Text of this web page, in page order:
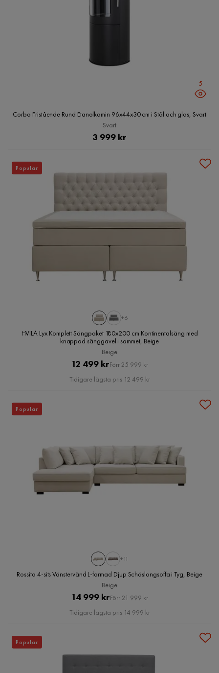
5
Corbo Fristående Rund Etanolkamin 96x44x30 cm i Stål och glas, Svart
Svart
Pris
3 999 kr
+6
HVILA Lyx Komplett Sängpaket 180x200 cm Kontinentalsäng med
knappad sänggavel i sammet, Beige
Beige
Pris
12 499 krOriginal
Pris
Förr 25 999 kr
Tidigare lägsta pris 12 499 kr
Populär
+11
Rossita 4-sits Vänstervänd L-formad Djup Schäslongsoffa i Tyg, Beige
Beige
Pris
14 999 krOriginal
Pris
Förr 21 999 kr
Tidigare lägsta pris 14 999 kr
Populär
Populär